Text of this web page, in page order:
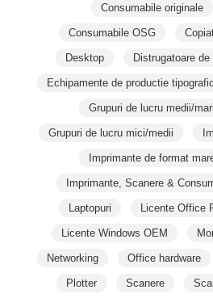
Consumabile originale
Consumabile OSG
Desktop Distrugatoare de
Echipamente de productie
Grupuri de lucru medii/mari
Grupuri de lucru mici/medii
Imprimante de format
Imprimante, Scanere &
Laptopuri Licente Office
Licente Windows OEM
Networking Office hardware
Plotter Scanere